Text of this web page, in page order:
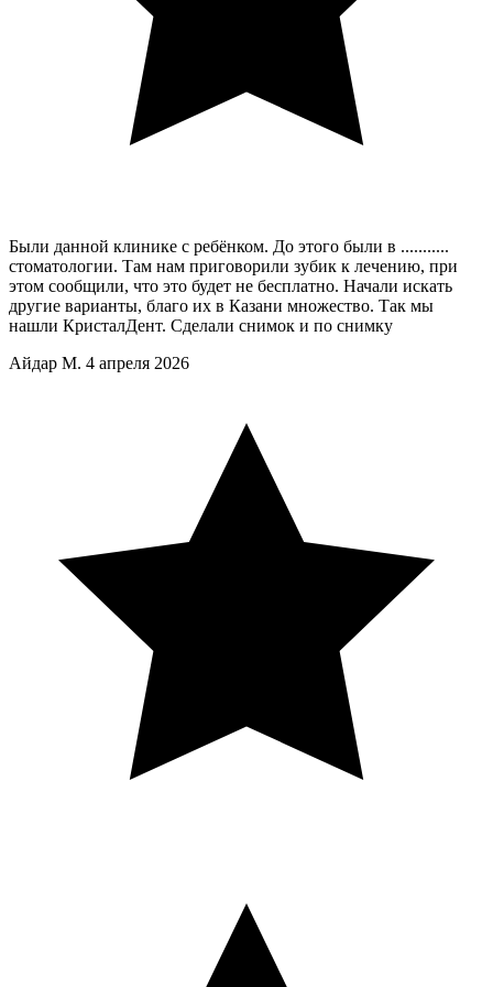
Были данной клинике с ребёнком. До этого были в ...........
стоматологии. Там нам приговорили зубик к лечению, при
этом сообщили, что это будет не бесплатно. Начали искать
другие варианты, благо их в Казани множество. Так мы
нашли КристалДент. Сделали снимок и по снимку
Айдар М. 4 апреля 2026